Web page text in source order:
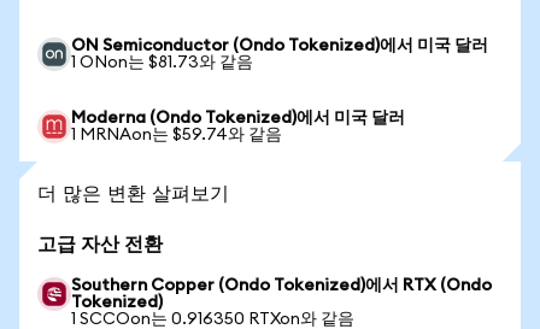
ON Semiconductor (Ondo Tokenized)에서 미국 달러
1 ONon는 $81.73와 같음
Moderna (Ondo Tokenized)에서 미국 달러
1 MRNAon는 $59.74와 같음
더 많은 변환 살펴보기
고급 자산 전환
Southern Copper (Ondo Tokenized)에서 RTX (Ondo
Tokenized)
1 SCCOon는 0.916350 RTXon와 같음